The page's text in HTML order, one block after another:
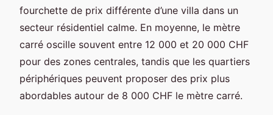
fourchette de prix différente d’une villa dans un
secteur résidentiel calme. En moyenne, le mètre
carré oscille souvent entre 12 000 et 20 000 CHF
pour des zones centrales, tandis que les quartiers
périphériques peuvent proposer des prix plus
abordables autour de 8 000 CHF le mètre carré.